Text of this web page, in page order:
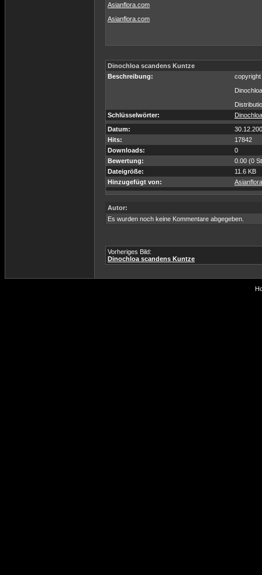
Asianflora.com
Asianflora.com
Dinochloa scandens Kuntze
Beschreibung:
Schlüsselwörter:
Dinochloa
Datum:
Hits:
17842
Downloads:
0
Bewertung:
0.00 (0
Dateigröße:
11.6 KB
Hinzugefügt von:
Autor:
Es wurden noch keine Kommentare abgegeben.
Vorheriges Bild:
Dinochloa scandens Kuntze